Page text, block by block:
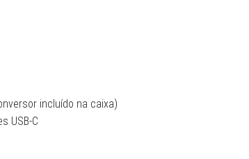
incluído na caixa)
USB-C